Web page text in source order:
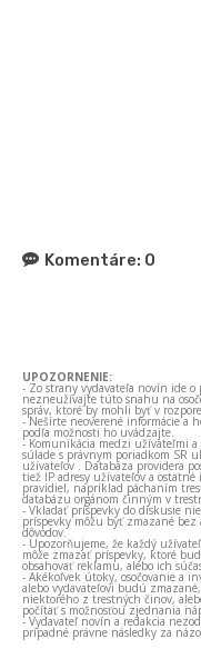
Komentáre: 0
UPOZORNENIE:
- Zo strany vydavateľa novín ide
nezneužívajte túto snahu na
správ, ktoré by mohli byť v
- Nešírte neoverené informácie a
podľa možnosti ho uvádzajte.
- Komunikácia medzi užívateľmi
súlade s právnym poriadkom SR
užívateľov . Databáza providera
tiež IP adresy užívateľov a
pravidiel, napríklad páchaním
databázu orgánom činným v
- Vkladať príspevky do diskusie
príspevky môžu byť zmazané
dôvodov.
- Upozorňujeme, že každý
môže zmazať príspevky, ktoré
obsahovať reklamu, alebo ich
- Akékoľvek útoky, osočovanie a
alebo vydavateľovi budú
niektorého z trestných činov,
počítať s možnosťou zjednania
- Vydavateľ novín a redakcia
prípadné právne následky za